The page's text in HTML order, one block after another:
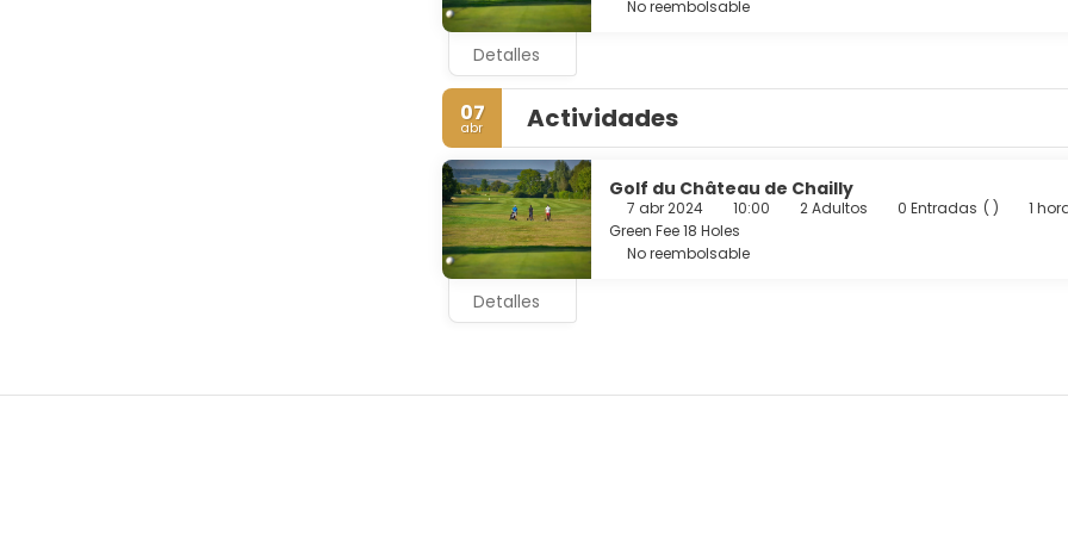
No reembolsable
Detalles
07
abr Actividades
Golf du Château de Chailly
7 abr 2024 10:00 2 Adultos 0 Entradas ( )
1
Green Fee 18 Holes
No reembolsable
Detalles